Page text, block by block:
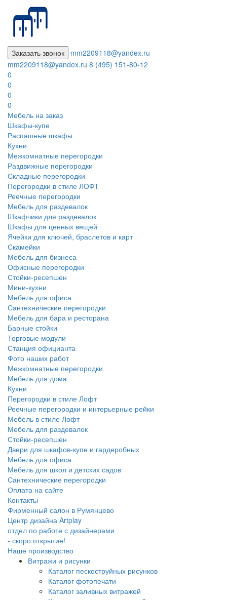
Заказать звонок
mm2209118@yandex.ru
mm2209118@yandex.ru 8 (495) 151-80-12
0
0
0
0
Мебель на заказ
Шкафы-купе
Распашные шкафы
Кухни
Межкомнатные перегородки
Раздвижные перегородки
Складные перегородки
Перегородки в стиле ЛОФТ
Реечные перегородки
Мебель для раздевалок
Шкафчики для раздевалок
Шкафы для ценных вещей
Ячейки для ключей, браслетов и карт
Скамейки
Мебель для бизнеса
Офисные перегородки
Стойки-ресепшен
Мини-кухни
Мебель для офиса
Сантехнические перегородки
Мебель для бара и ресторана
Барные стойки
Торговые модули
Станция официанта
Фото наших работ
Межкомнатные перегородки
Мебель для дома
Кухни
Перегородки в стиле Лофт
Реечные перегородки и интерьерные рейки
Мебель в стиле Лофт
Мебель для раздевалок
Стойки-ресепшен
Двери для шкафов-купе и гардеробных
Мебель для офиса
Мебель для школ и детских садов
Сантехнические перегородки
Оплата на сайте
Контакты
Фирменный салон в Румянцево
Центр дизайна Artplay
отдел по работе с дизайнерами
- скоро открытие!
Наше производство
Витражи и рисунки
Каталог пескоструйных рисунков
Каталог фотопечати
Каталог заливных витражей